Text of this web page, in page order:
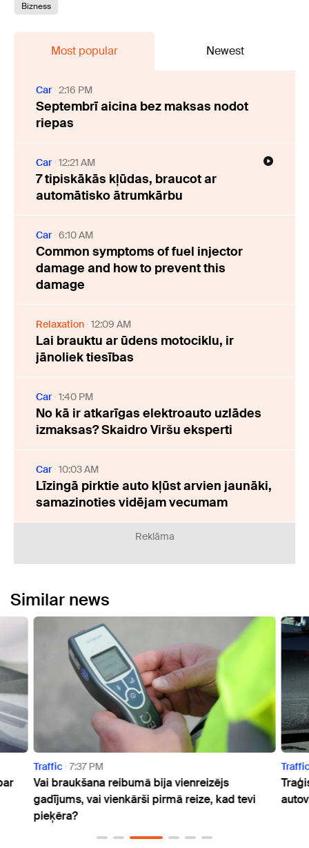
Bizness
Most popular Newest
Car 2:16 PM
Septembrī aicina bez maksas nodot
riepas
Car 12:21 AM
7 tipiskākās kļūdas, braucot ar
automātisko ātrumkārbu
Car 6:10 AM
Common symptoms of fuel injector
damage and how to prevent this
damage
Relaxation 12:09 AM
Lai brauktu ar ūdens motociklu, ir
jānoliek tiesības
Car 1:40 PM
No kā ir atkarīgas elektroauto uzlādes
izmaksas? Skaidro Viršu eksperti
Car 10:03 AM
Līzingā pirktie auto kļūst arvien jaunāki,
samazinoties vidējam vecumam
Reklāma
Similar news
Traffic 7:37 PM
Vai braukšana reibumā bija vienreizējs
gadījums, vai vienkārši pirmā reize, kad tevi
pieķēra?